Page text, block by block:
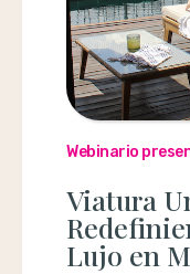
Webinario
Viatura
Lujo en